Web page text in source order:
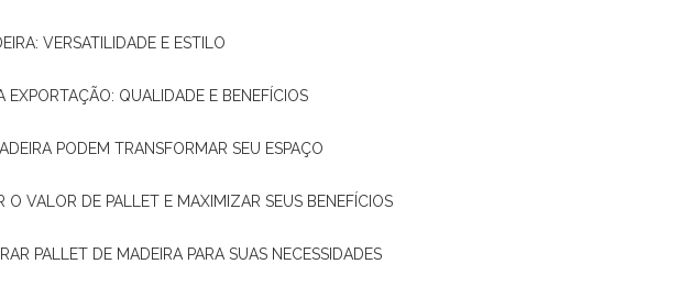
VERSATILIDADE E ESTILO
EXPORTAÇÃO: QUALIDADE E BENEFÍCIOS
PODEM TRANSFORMAR SEU ESPAÇO
O VALOR DE PALLET E MAXIMIZAR SEUS BENEFÍCIOS
PALLET DE MADEIRA PARA SUAS NECESSIDADES